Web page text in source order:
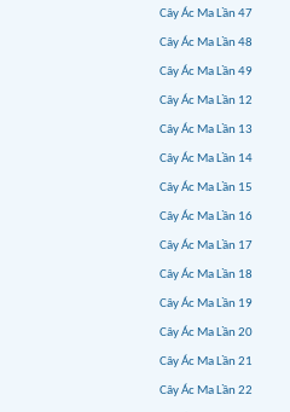
Cây Ác Ma Lần 47
Cây Ác Ma Lần 48
Cây Ác Ma Lần 49
Cây Ác Ma Lần 12
Cây Ác Ma Lần 13
Cây Ác Ma Lần 14
Cây Ác Ma Lần 15
Cây Ác Ma Lần 16
Cây Ác Ma Lần 17
Cây Ác Ma Lần 18
Cây Ác Ma Lần 19
Cây Ác Ma Lần 20
Cây Ác Ma Lần 21
Cây Ác Ma Lần 22